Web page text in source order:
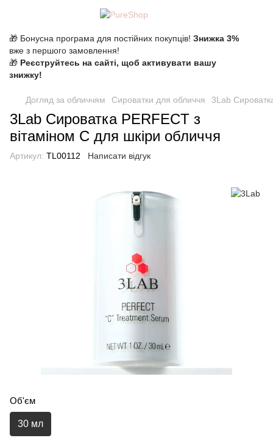
🎁 Бонусна програма для постійних покупців! Знижка 3%
вже з першого замовлення!
🎁 Реєструйтесь на сайті, щоб активувати вашу
знижку!
Догляд за обличчям Сироватки для обличчя 3Lab
3Lab Сироватка PERFECT з
вітаміном С для шкіри обличчя
Артикул: TL00112 Написати відгук
Об'єм
30 мл